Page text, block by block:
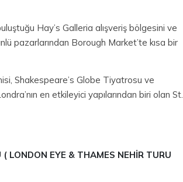
Hay’s Galleria alışveriş bölgesini ve
pazarlarından Borough Market’te kısa bir
Shakespeare’s Globe Tiyatrosu ve
en etkileyici yapılarından biri olan St.
LONDON EYE & THAMES NEHİR TURU